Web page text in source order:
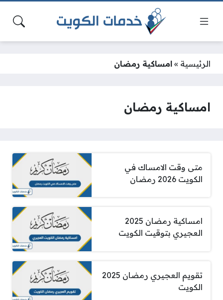
الرئيسية » امساكية رمضان
امساكية رمضان
متى وقت الامساك في
الكويت 2026 رمضان
امساكية رمضان 2025
العجيري بتوقيت الكويت
تقويم العجيري رمضان 2025
الكويت